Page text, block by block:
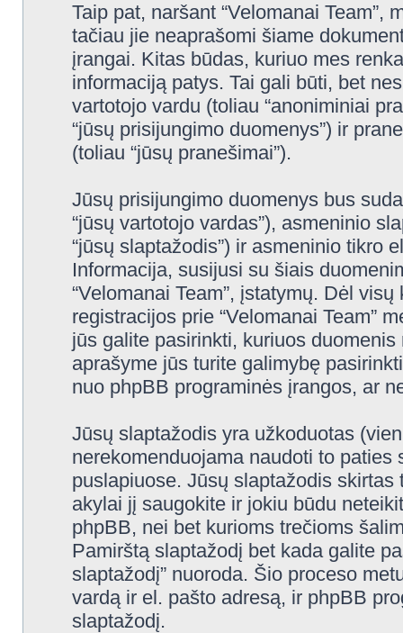
Taip pat, naršant “Velomanai
tačiau jie neaprašomi šiame
įrangai. Kitas būdas, kuriuo mes
informaciją patys. Tai gali būti, bet
vartotojo vardu (toliau “anoniminiai
“jūsų prisijungimo duomenys”) ir
(toliau “jūsų pranešimai”).
Jūsų prisijungimo duomenys bus
“jūsų vartotojo vardas”), asmeninio
“jūsų slaptažodis”) ir asmeninio tikro
Informacija, susijusi su šiais
“Velomanai Team”, įstatymų. Dėl
registracijos prie “Velomanai Team”
jūs galite pasirinkti, kuriuos
aprašyme jūs turite galimybę
nuo phpBB programinės įrangos, ar
Jūsų slaptažodis yra užkoduotas
nerekomenduojama naudoti to
puslapiuose. Jūsų slaptažodis skirtas
akylai jį saugokite ir jokiu būdu
phpBB, nei bet kurioms trečioms
Pamirštą slaptažodį bet kada galite
slaptažodį” nuoroda. Šio proceso
vardą ir el. pašto adresą, ir phpBB
slaptažodį.